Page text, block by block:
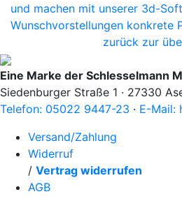
und machen mit unserer 3d-
Wunschvorstellungen konkrete
zurück zur
Eine Marke der Schlesselmann
Siedenburger Straße 1 · 27330
Telefon: 05022 9447-23 · E-Mail:
Versand/Zahlung
Widerruf
/ Vertrag widerrufen
AGB